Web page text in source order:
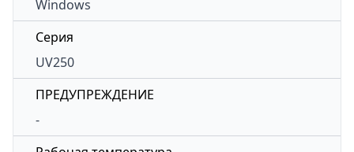
Windows
Серия
UV250
ПРЕДУПРЕЖДЕНИЕ
-